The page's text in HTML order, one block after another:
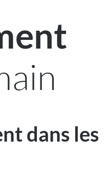
dans les